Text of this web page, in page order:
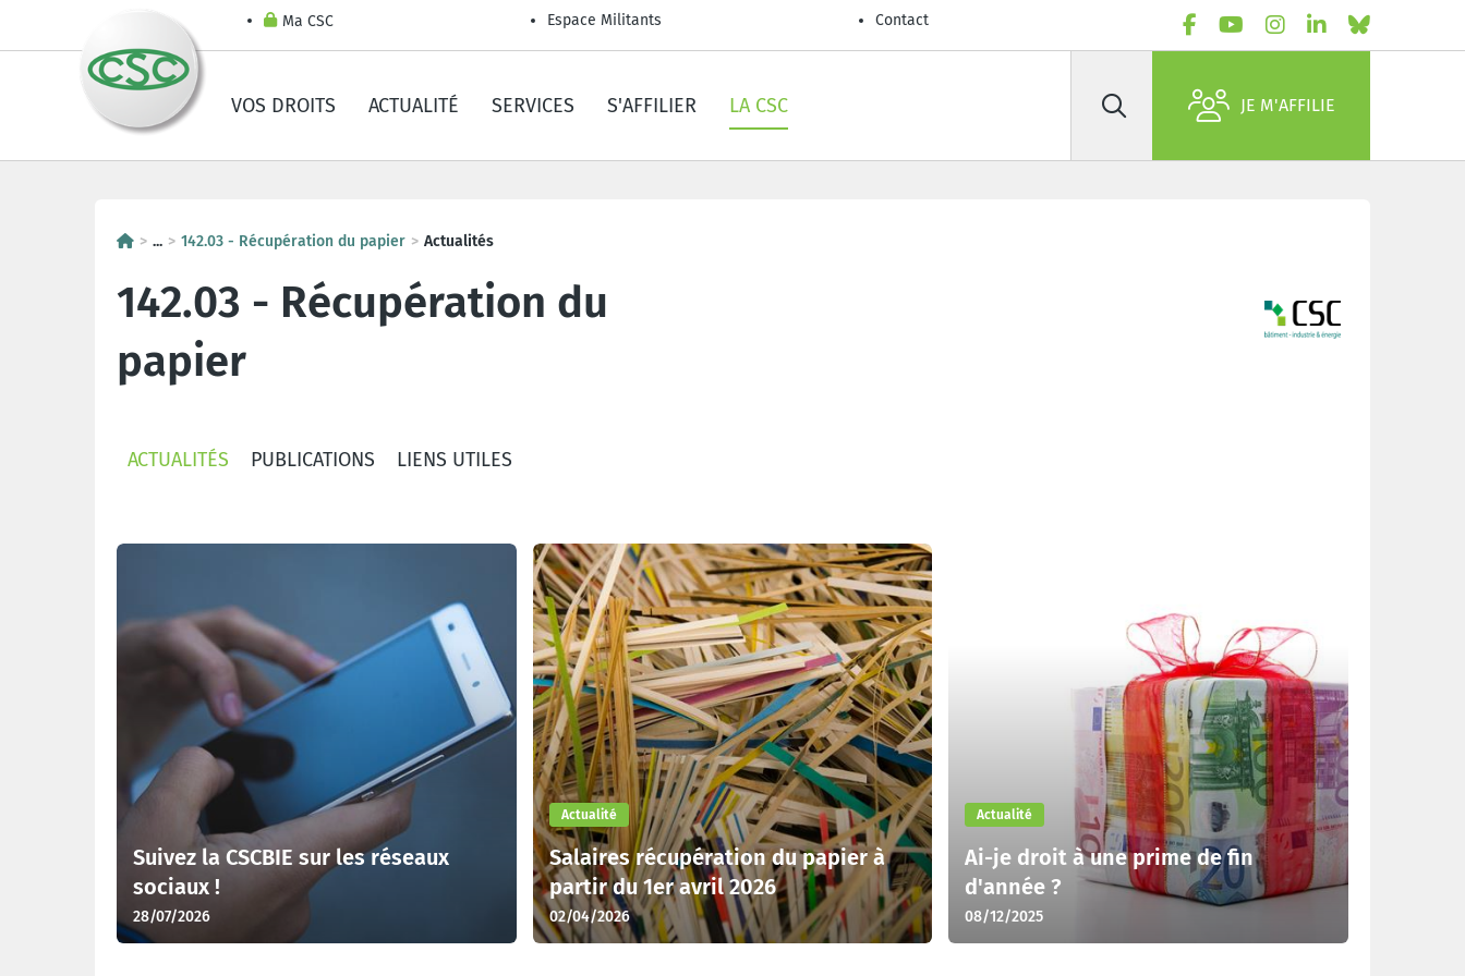
Ma CSC Espace Militants Contact
VOS DROITS ACTUALITÉ SERVICES S'AFFILIER LA CSC Rechercher JE M'AFFILIE
... 142.03 - Récupération du papier Actualités
142.03 - Récupération du
papier
ACTUALITÉS PUBLICATIONS LIENS UTILES
Suivez la CSCBIE sur les réseaux
sociaux !
28/07/2026
Actualité
Salaires récupération du papier à
partir du 1er avril 2026
02/04/2026
Actualité
Ai-je droit à une prime de fin
d'année ?
08/12/2025